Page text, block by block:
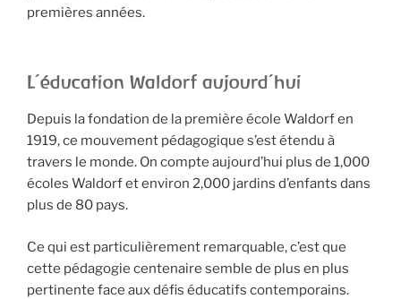
premières années.
L’éducation Waldorf aujourd’hui
Depuis la fondation de la première école Waldorf en
1919, ce mouvement pédagogique s’est étendu à
travers le monde. On compte aujourd’hui plus de 1,000
écoles Waldorf et environ 2,000 jardins d’enfants dans
plus de 80 pays.
Ce qui est particulièrement remarquable, c’est que
cette pédagogie centenaire semble de plus en plus
pertinente face aux défis éducatifs contemporains.